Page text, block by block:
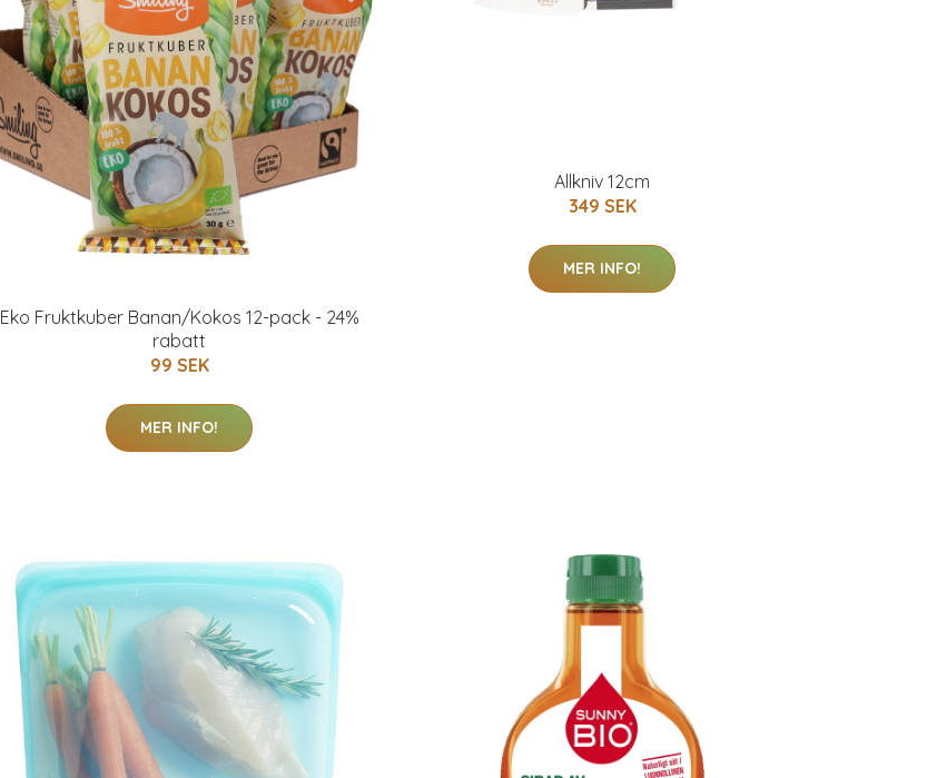
Eko Fruktkuber Banan/Kokos 12-pack - 24%
rabatt
99 SEK
MER INFO!
Allkniv 12cm
349 SEK
MER INFO!